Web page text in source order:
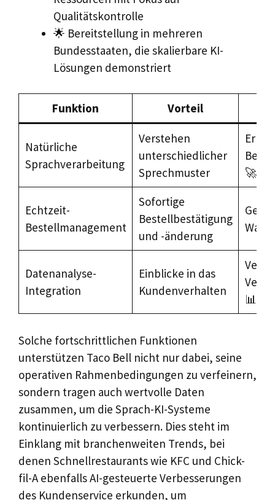
Qualitätskontrolle
🌟 Bereitstellung in mehreren
Bundesstaaten, die skalierbare KI-
Lösungen demonstriert
Funktion Vorteil
Natürliche
Sprachverarbeitung
Verstehen
unterschiedlicher
Sprechmuster
🚀
Echtzeit-
Bestellmanagement
Sofortige
Bestellbestätigung
und -änderung
Datenanalyse-
Integration
Einblicke in das
Kundenverhalten
📊
Solche fortschrittlichen Funktionen
unterstützen Taco Bell nicht nur dabei, seine
operativen Rahmenbedingungen zu verfeinern,
sondern tragen auch wertvolle Daten
zusammen, um die Sprach-KI-Systeme
kontinuierlich zu verbessern. Dies steht im
Einklang mit branchenweiten Trends, bei
denen Schnellrestaurants wie KFC und Chick-
fil-A ebenfalls AI-gesteuerte Verbesserungen
des Kundenservice erkunden, um